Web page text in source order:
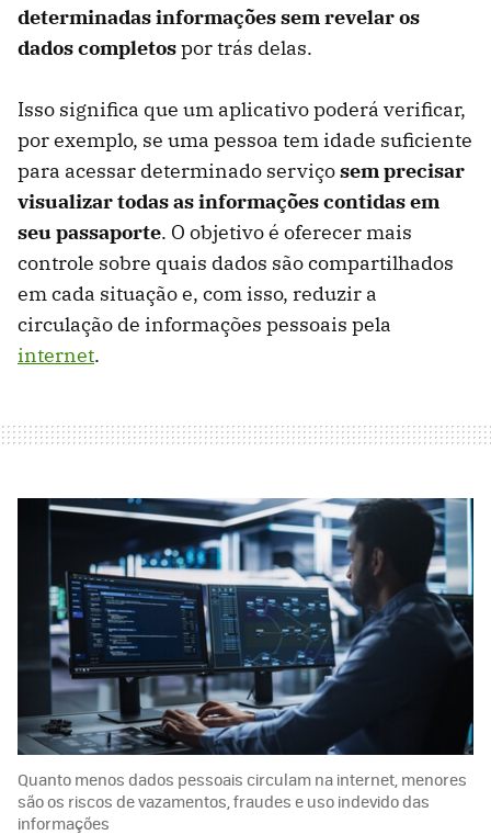
determinadas informações sem revelar os
dados completospor trás delas.
Isso significa que um aplicativo poderá verificar,
por exemplo, se uma pessoa tem idade suficiente
para acessar determinado serviçosem precisar
visualizar todas as informações contidas em
seu passaporte. O objetivo é oferecer mais
controle sobre quais dados são compartilhados
em cada situação e, com isso, reduzir a
circulação de informações pessoais pela
internet.
Quanto menos dados pessoais circulam na internet, menores
são os riscos de vazamentos, fraudes e uso indevido das
informações